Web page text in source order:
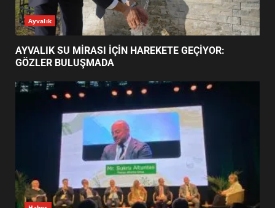
2
ESA 2026’DA TÜRK BAHARATI
NEYİ TEMSİL ETTİ?
EİB’DE KRİTİK ATAMA:
SÜRDÜRÜLEBİLİRLİKTE NE
DEĞİŞECEK?
4
EDREMİT’İN GURURU TÜRKİYE
FİNALİNDE NE BAŞARDI?
Ayvalık
AYVALIK SU MİRASI İÇİN HAREKETE GEÇİYOR:
GÖZLER BULUŞMADA